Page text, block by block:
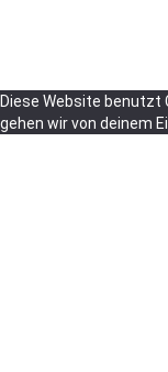
Diese Website benutzt
gehen wir von deinem